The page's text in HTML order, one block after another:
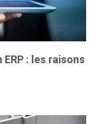
: les raisons